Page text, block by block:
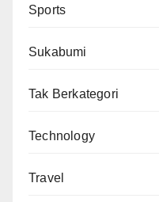
Sports
Sukabumi
Tak Berkategori
Technology
Travel